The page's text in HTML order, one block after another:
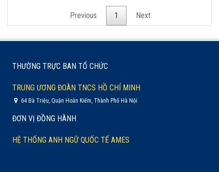
Previous 1 Next
THƯỜNG TRỰC BAN TỔ CHỨC
TRUNG ƯƠNG ĐOÀN TNCS HỒ CHÍ MINH
64 Bà Triệu, Quận Hoàn Kiếm, Thành Phố Hà Nội
ĐƠN VỊ ĐỒNG HÀNH
HỆ THỐNG ANH NGỮ QUỐC TẾ AMES